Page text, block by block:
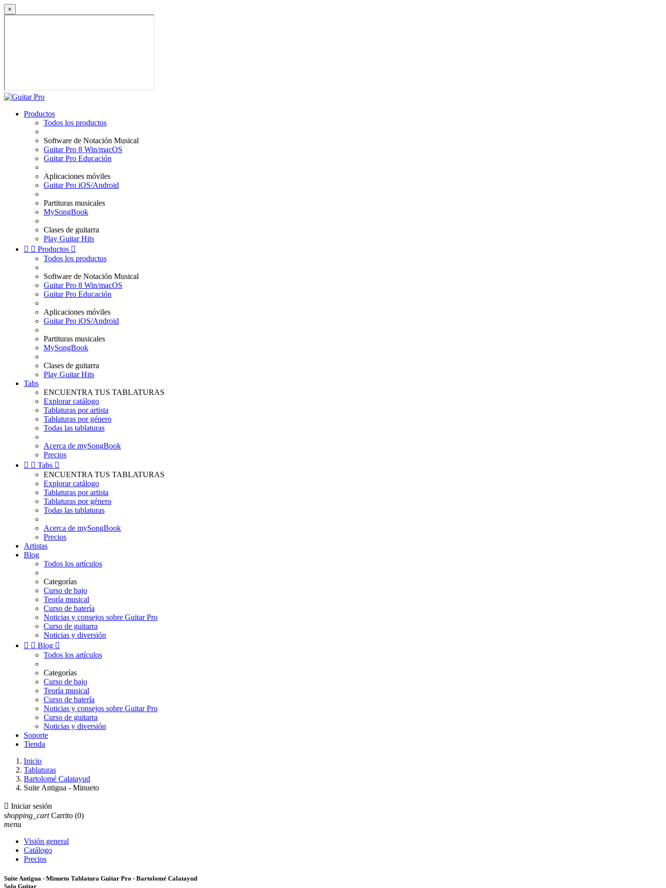
×
Productos
Todos los productos
Software de Notación Musical
Guitar Pro 8 Win/macOS
Guitar Pro Educación
Aplicaciones móviles
Guitar Pro iOS/Android
Partituras musicales
MySongBook
Clases de guitarra
Play Guitar Hits
  Productos 
Todos los productos
Software de Notación Musical
Guitar Pro 8 Win/macOS
Guitar Pro Educación
Aplicaciones móviles
Guitar Pro iOS/Android
Partituras musicales
MySongBook
Clases de guitarra
Play Guitar Hits
Tabs
ENCUENTRA TUS TABLATURAS
Explorar catálogo
Tablaturas por artista
Tablaturas por género
Todas las tablaturas
Acerca de mySongBook
Precios
  Tabs 
ENCUENTRA TUS TABLATURAS
Explorar catálogo
Tablaturas por artista
Tablaturas por género
Todas las tablaturas
Acerca de mySongBook
Precios
Artistas
Blog
Todos los artículos
Categorías
Curso de bajo
Teoría musical
Curso de batería
Noticias y consejos sobre Guitar Pro
Curso de guitarra
Noticias y diversión
  Blog 
Todos los artículos
Categorías
Curso de bajo
Teoría musical
Curso de batería
Noticias y consejos sobre Guitar Pro
Curso de guitarra
Noticias y diversión
Soporte
Tienda
Inicio
Tablaturas
Bartolomé Calatayud
Suite Antigua - Minueto
 Iniciar sesión
shopping_cart Carrito (0)
menu
Visión general
Catálogo
Precios
Suite Antigua - Minueto Tablatura Guitar Pro - Bartolomé Calatayud
Solo Guitar